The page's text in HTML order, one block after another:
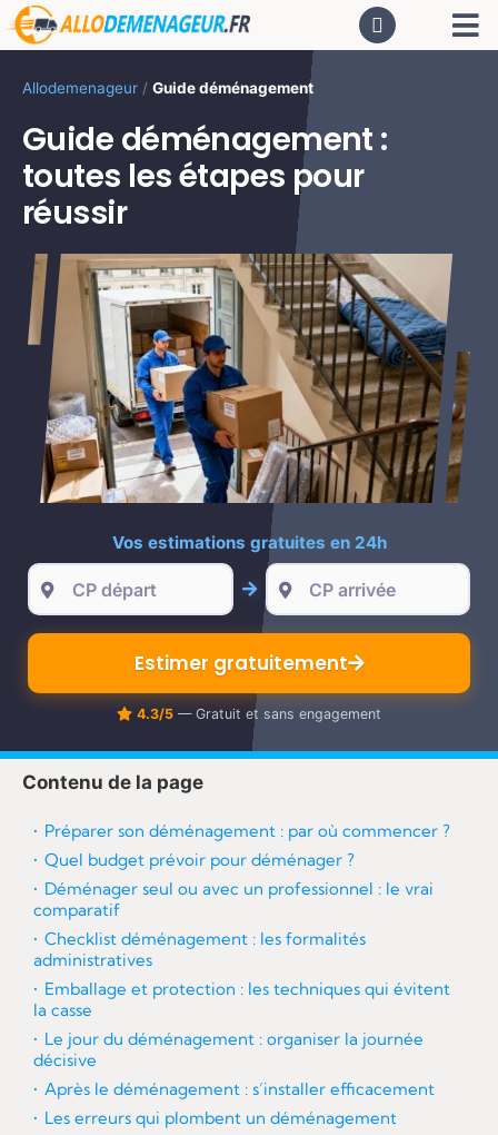
Passer
au
Allodemenageur / Guide déménagement
Guide déménagement :
toutes les étapes pour
réussir
Vos estimations gratuites en 24h
Estimer gratuitement
4.3/5 — Gratuit et sans engagement
Contenu de la page
Préparer son déménagement : par où commencer ?
Quel budget prévoir pour déménager ?
Déménager seul ou avec un professionnel : le vrai
comparatif
Checklist déménagement : les formalités
administratives
Emballage et protection : les techniques qui évitent
la casse
Le jour du déménagement : organiser la journée
décisive
Après le déménagement : s’installer efficacement
Les erreurs qui plombent un déménagement